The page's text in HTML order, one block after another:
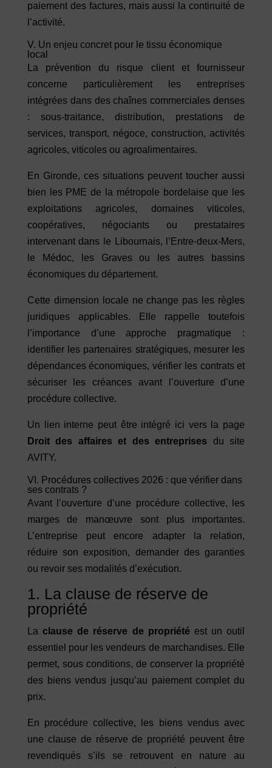
paiement des factures, mais aussi la continuité de
l’activité.
V. Un enjeu concret pour le tissu économique
local
La prévention du risque client et fournisseur
concerne particulièrement les entreprises
intégrées dans des chaînes commerciales denses
: sous-traitance, distribution, prestations de
services, transport, négoce, construction, activités
agricoles, viticoles ou agroalimentaires.
En Gironde, ces situations peuvent toucher aussi
bien les PME de la métropole bordelaise que les
exploitations agricoles, domaines viticoles,
coopératives, négociants ou prestataires
intervenant dans le Libournais, l’Entre-deux-Mers,
le Médoc, les Graves ou les autres bassins
économiques du département.
Cette dimension locale ne change pas les règles
juridiques applicables. Elle rappelle toutefois
l’importance d’une approche pragmatique :
identifier les partenaires stratégiques, mesurer les
dépendances économiques, vérifier les contrats et
sécuriser les créances avant l’ouverture d’une
procédure collective.
Un lien interne peut être intégré ici vers la page
Droit des affaires et des entreprises du site
AVITY.
VI. Procédures collectives 2026 : que vérifier dans
ses contrats ?
Avant l’ouverture d’une procédure collective, les
marges de manœuvre sont plus importantes.
L’entreprise peut encore adapter la relation,
réduire son exposition, demander des garanties
ou revoir ses modalités d’exécution.
1. La clause de réserve de
propriété
La clause de réserve de propriété est un outil
essentiel pour les vendeurs de marchandises. Elle
permet, sous conditions, de conserver la propriété
des biens vendus jusqu’au paiement complet du
prix.
En procédure collective, les biens vendus avec
une clause de réserve de propriété peuvent être
revendiqués s’ils se retrouvent en nature au